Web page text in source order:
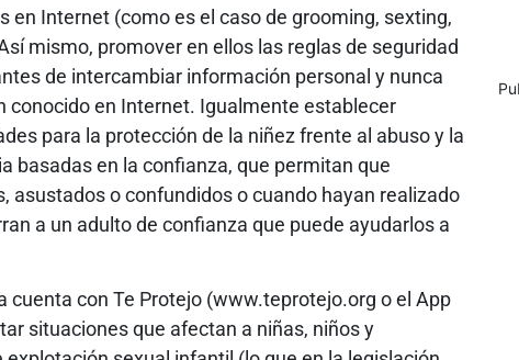
en Internet (como es el caso de grooming, sexting,
mismo, promover en ellos las reglas de seguridad
de intercambiar información personal y nunca
conocido en Internet. Igualmente establecer
para la protección de la niñez frente al abuso y la
basadas en la confianza, que permitan que
asustados o confundidos o cuando hayan realizado
a un adulto de confianza que puede ayudarlos a
cuenta con Te Protejo (www.teprotejo.org o el App
situaciones que afectan a niñas, niños y